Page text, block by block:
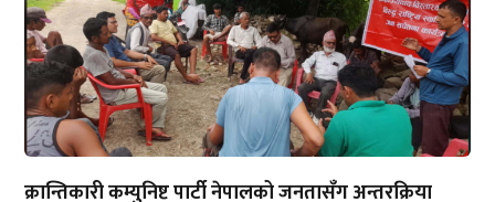
क्रान्तिकारी कम्युनिष्ट पार्टी नेपालको जनतासँग अन्तरक्रिया